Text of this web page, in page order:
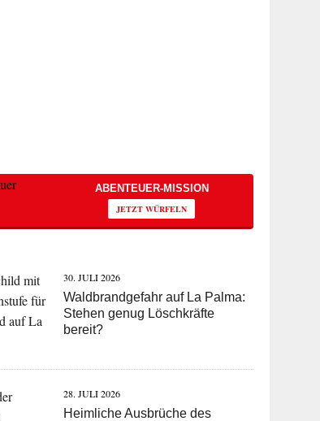
ABENTEUER-MISSION
JETZT WÜRFELN
30. JULI 2026
Waldbrandgefahr auf La Palma:
Stehen genug Löschkräfte
bereit?
28. JULI 2026
Heimliche Ausbrüche des